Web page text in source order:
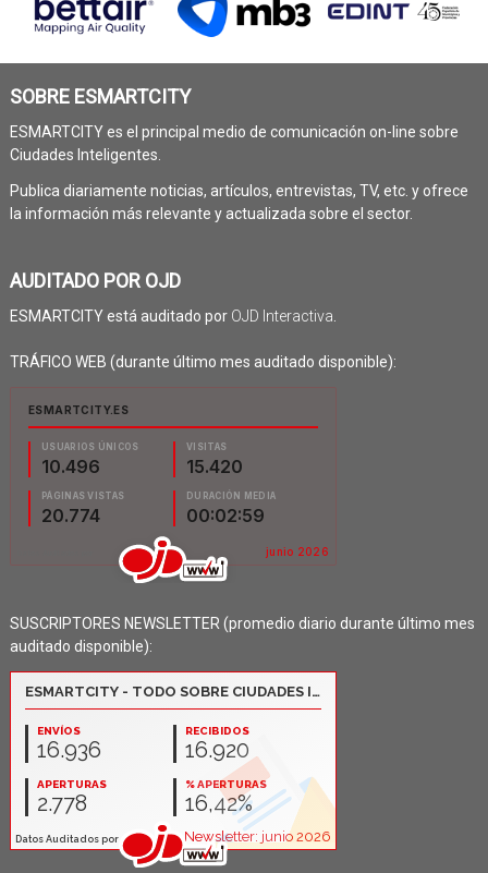
SOBRE ESMARTCITY
ESMARTCITY es el principal medio de comunicación on-line sobre
Ciudades Inteligentes.
Publica diariamente noticias, artículos, entrevistas, TV, etc. y ofrece
la información más relevante y actualizada sobre el sector.
AUDITADO POR OJD
ESMARTCITY está auditado por OJD Interactiva
TRÁFICO WEB (durante último mes auditado disponible):
SUSCRIPTORES NEWSLETTER (promedio diario durante último mes
auditado disponible):